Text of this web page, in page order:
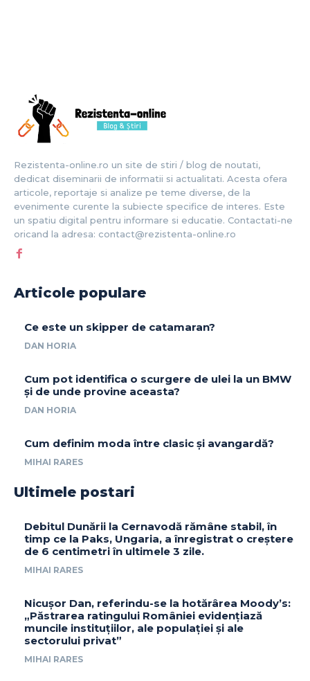
Rezistenta-online.ro un site de stiri / blog de noutati,
dedicat diseminarii de informatii si actualitati. Acesta ofera
articole, reportaje si analize pe teme diverse, de la
evenimente curente la subiecte specifice de interes. Este
un spatiu digital pentru informare si educatie. Contactati-ne
oricand la adresa: contact@rezistenta-online.ro
Articole populare
Ce este un skipper de catamaran?
DAN HORIA
Cum pot identifica o scurgere de ulei la un BMW
și de unde provine aceasta?
DAN HORIA
Cum definim moda între clasic și avangardă?
MIHAI RARES
Ultimele postari
Debitul Dunării la Cernavodă rămâne stabil, în
timp ce la Paks, Ungaria, a înregistrat o creștere
de 6 centimetri în ultimele 3 zile.
MIHAI RARES
Nicușor Dan, referindu-se la hotărârea Moody’s:
„Păstrarea ratingului României evidențiază
muncile instituțiilor, ale populației și ale
sectorului privat”
MIHAI RARES